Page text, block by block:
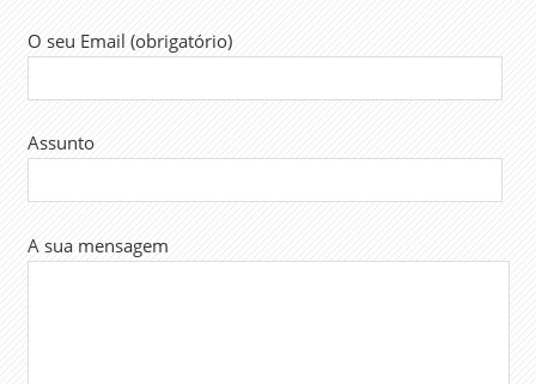
O seu Email (obrigatório)
Assunto
A sua mensagem